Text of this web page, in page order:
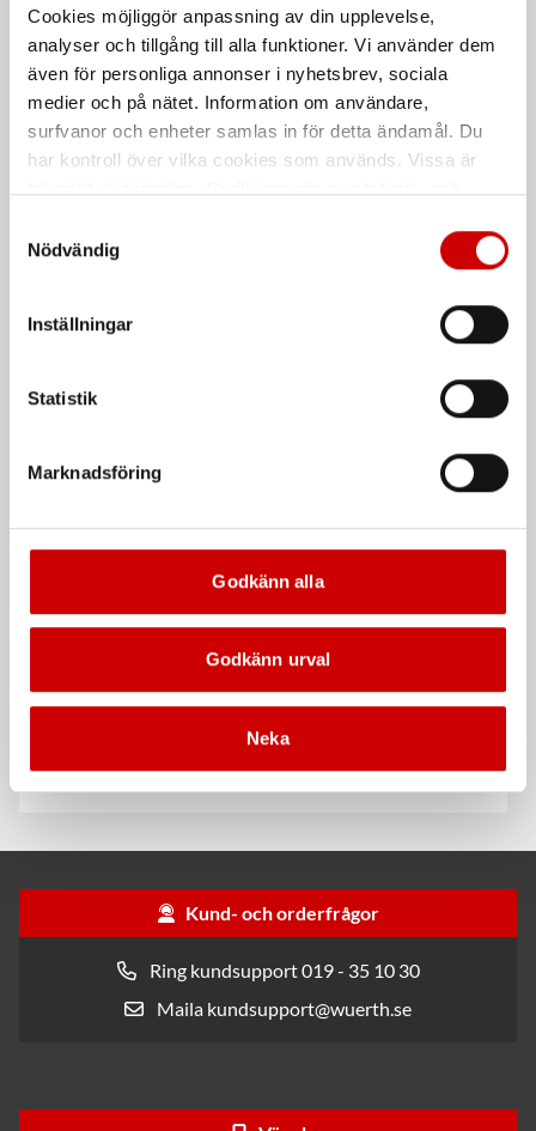
Cookies möjliggör anpassning av din upplevelse,
analyser och tillgång till alla funktioner. Vi använder dem
även för personliga annonser i nyhetsbrev, sociala
medier och på nätet. Information om användare,
surfvanor och enheter samlas in för detta ändamål. Du
har kontroll över vilka cookies som används. Vissa är
länder utanför EU med olika dataskyddsnormer. Genom
att godkänna samtycker du till sådana överföringar. Läs
Nödvändig
Inställningar
Statistik
Marknadsföring
Godkänn alla
Godkänn urval
Neka
Spillpall Euro PE 250/2 -
Svart
Utan galler, svart. 250 L.
Spillpall Euro PE 250/2 2-
Förzinkat galler, svart. 224 L
De som köpte, köpte även
Kampanj
Dispenserbox med 100 st.
Kampanj Kampanj
Kund- och orderfrågor
Ring kundsupport 019 - 35 10 30
Maila kundsupport@wuerth.se